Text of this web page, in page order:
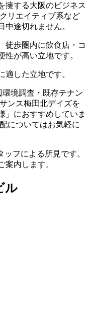
擁する大阪のビジネス
リエイティブ系など
途切れません。
徒歩圏内に飲食店・コ
性が高い立地です。
した立地です。
境調査・既存テナン
ンス梅田北デイズを
」におすすめしていま
についてはお気軽に
フによる所見です。
内します。
ル